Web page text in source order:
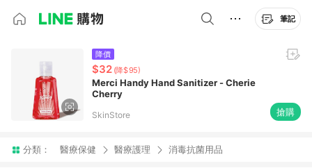
筆記
降價
$32 (降$95)
Merci Handy Hand Sanitizer - Cherie
Cherry
SkinStore 搶購
分類： 醫療保健 醫療護理 消毒抗菌用品